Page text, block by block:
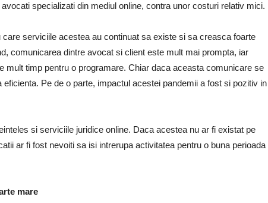
specializati din mediul online, contra unor costuri relativ mici.
serviciile acestea au continuat sa existe si sa creasca foarte
comunicarea dintre avocat si client este mult mai prompta, iar
mult timp pentru o programare. Chiar daca aceasta comunicare se
Pe de o parte, impactul acestei pandemii a fost si pozitiv in
si serviciile juridice online. Daca acestea nu ar fi existat pe
ar fi fost nevoiti sa isi intrerupa activitatea pentru o buna perioada
mare